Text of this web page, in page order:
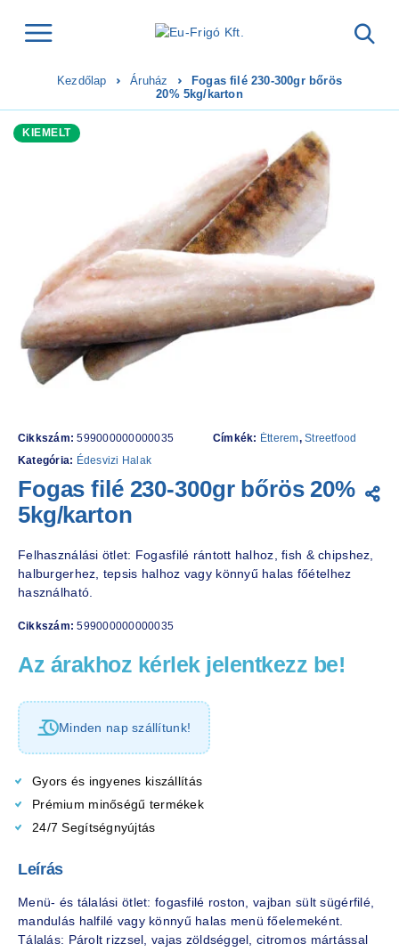
Kezdőlap Áruház
Fogas filé 230-300gr bőrös
20% 5kg/karton
KIEMELT
Cikkszám:599000000000035
Kategória: Édesvizi Halak
Címkék: Étterem,Streetfood
Fogas filé 230-300gr bőrös 20%
5kg/karton
Felhasználási ötlet: Fogasfilé rántott halhoz, fish & chipshez,
halburgerhez, tepsis halhoz vagy könnyű halas főételhez
használható.
Cikkszám:599000000000035
Az árakhoz kérlek jelentkezz be!
Minden nap szállítunk!
Gyors és ingyenes kiszállítás
Prémium minőségű termékek
24/7 Segítségnyújtás
Leírás
Menü- és tálalási ötlet: fogasfilé roston, vajban sült sügérfilé,
mandulás halfilé vagy könnyű halas menü főelemeként.
Tálalás: Párolt rizzsel, vajas zöldséggel, citromos mártással